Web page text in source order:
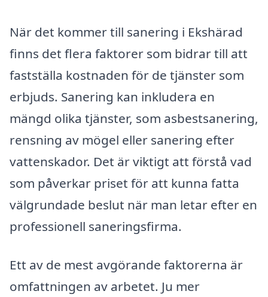
När det kommer till sanering i Ekshärad
finns det flera faktorer som bidrar till att
fastställa kostnaden för de tjänster som
erbjuds. Sanering kan inkludera en
mängd olika tjänster, som asbestsanering,
rensning av mögel eller sanering efter
vattenskador. Det är viktigt att förstå vad
som påverkar priset för att kunna fatta
välgrundade beslut när man letar efter en
professionell saneringsfirma.
Ett av de mest avgörande faktorerna är
omfattningen av arbetet. Ju mer